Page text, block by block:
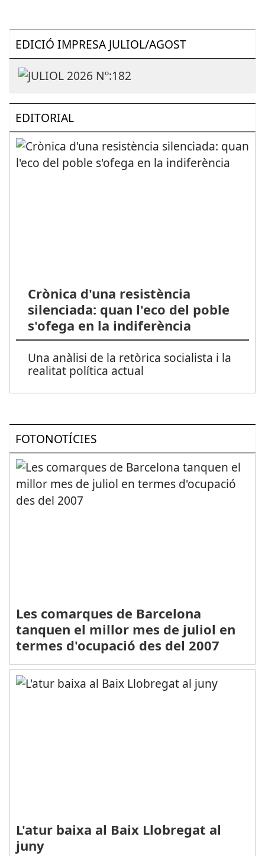
EDICIÓ IMPRESA JULIOL/AGOST
EDITORIAL
Crònica d'una resistència
silenciada: quan l'eco del poble
s'ofega en la indiferència
Una anàlisi de la retòrica socialista i la
realitat política actual
FOTONOTÍCIES
Les comarques de Barcelona
tanquen el millor mes de juliol en
termes d'ocupació des del 2007
L'atur baixa al Baix Llobregat al
juny